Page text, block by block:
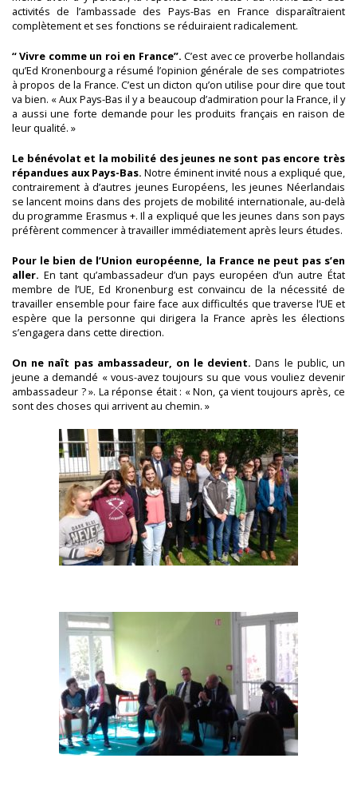
activités de l’ambassade des Pays-Bas en France disparaîtraient
complètement et ses fonctions se réduiraient radicalement.
“ Vivre comme un roi en France”. C’est avec ce proverbe hollandais
qu’Ed Kronenbourg a résumé l’opinion générale de ses compatriotes
à propos de la France. C’est un dicton qu’on utilise pour dire que tout
va bien. « Aux Pays-Bas il y a beaucoup d’admiration pour la France, il y
a aussi une forte demande pour les produits français en raison de
leur qualité. »
Le bénévolat et la mobilité des jeunes ne sont pas encore très
répandues aux Pays-Bas. Notre éminent invité nous a expliqué que,
contrairement à d’autres jeunes Européens, les jeunes Néerlandais
se lancent moins dans des projets de mobilité internationale, au-delà
du programme Erasmus +. Il a expliqué que les jeunes dans son pays
préfèrent commencer à travailler immédiatement après leurs études.
Pour le bien de l’Union européenne, la France ne peut pas s’en
aller. En tant qu’ambassadeur d’un pays européen d’un autre État
membre de l’UE, Ed Kronenburg est convaincu de la nécessité de
travailler ensemble pour faire face aux difficultés que traverse l’UE et
espère que la personne qui dirigera la France après les élections
s’engagera dans cette direction.
On ne naît pas ambassadeur, on le devient.Dans le public, un
jeune a demandé « vous-avez toujours su que vous vouliez devenir
ambassadeur ? ». La réponse était : « Non, ça vient toujours après, ce
sont des choses qui arrivent au chemin. »